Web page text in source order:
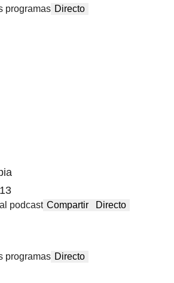
programas Directo
al podcast Compartir Directo
programas Directo